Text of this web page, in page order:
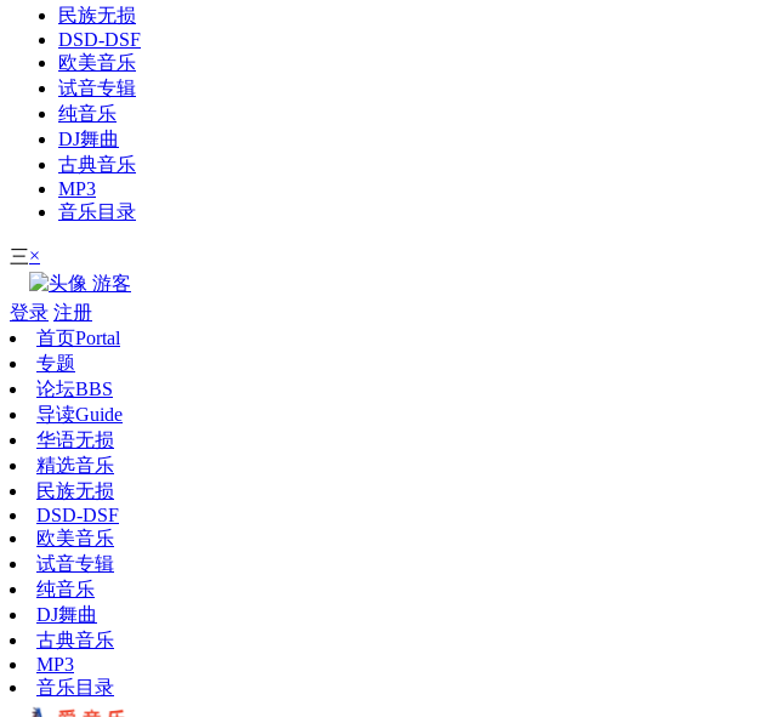
民族无损
DSD-DSF
欧美音乐
试音专辑
纯音乐
DJ舞曲
古典音乐
MP3
音乐目录
三×
游客
登录 注册
首页Portal
专题
论坛BBS
导读Guide
华语无损
精选音乐
民族无损
DSD-DSF
欧美音乐
试音专辑
纯音乐
DJ舞曲
古典音乐
MP3
音乐目录